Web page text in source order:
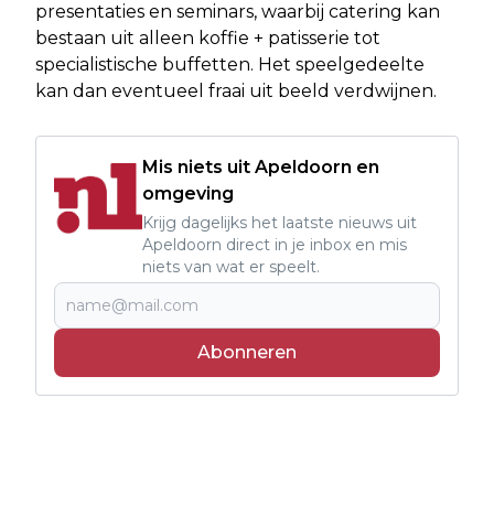
presentaties en seminars, waarbij catering kan
bestaan uit alleen koffie + patisserie tot
specialistische buffetten. Het speelgedeelte
kan dan eventueel fraai uit beeld verdwijnen.
Mis niets uit Apeldoorn en
omgeving
Krijg dagelijks het laatste nieuws uit
Apeldoorn direct in je inbox en mis
niets van wat er speelt.
Abonneren